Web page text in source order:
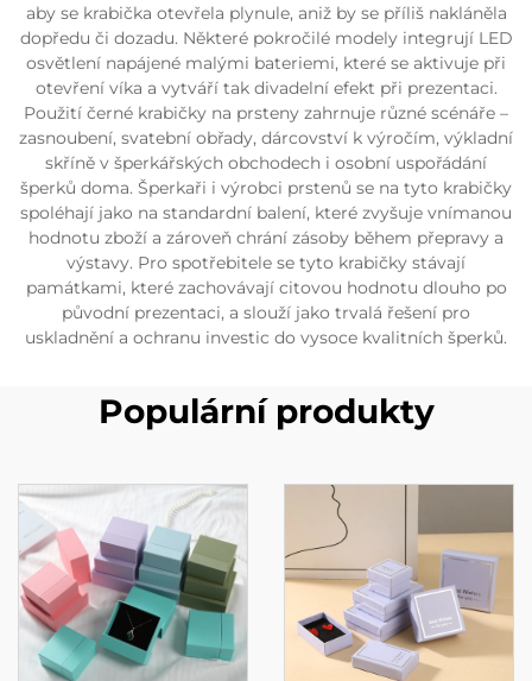
aby se krabička otevřela plynule, aniž by se příliš nakláněla
dopředu či dozadu. Některé pokročilé modely integrují LED
osvětlení napájené malými bateriemi, které se aktivuje při
otevření víka a vytváří tak divadelní efekt při prezentaci.
Použití černé krabičky na prsteny zahrnuje různé scénáře –
zasnoubení, svatební obřady, dárcovství k výročím, výkladní
skříně v šperkářských obchodech i osobní uspořádání
šperků doma. Šperkaři i výrobci prstenů se na tyto krabičky
spoléhají jako na standardní balení, které zvyšuje vnímanou
hodnotu zboží a zároveň chrání zásoby během přepravy a
výstavy. Pro spotřebitele se tyto krabičky stávají
památkami, které zachovávají citovou hodnotu dlouho po
původní prezentaci, a slouží jako trvalá řešení pro
uskladnění a ochranu investic do vysoce kvalitních šperků.
Populární produkty